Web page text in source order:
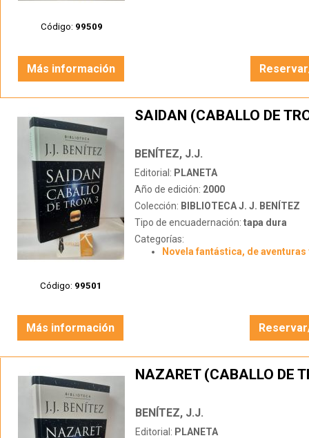
Código: 99509
Más información
Código: 99501
SAIDAN (CABALLO DE
BENÍTEZ, J.J.
Editorial: PLANETA
Año de edición: 2000
Colección: BIBLIOTECA J. J. BENÍTEZ
Tipo de encuadernación: tapa dura
Categorías:
Novela fantástica, de aventuras
Más información
NAZARET (CABALLO DE
BENÍTEZ, J.J.
Editorial: PLANETA